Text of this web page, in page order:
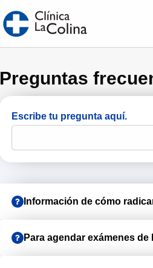
Preguntas
Escribe tu pregunta aquí.
Información de cómo
Para agendar exámenes de